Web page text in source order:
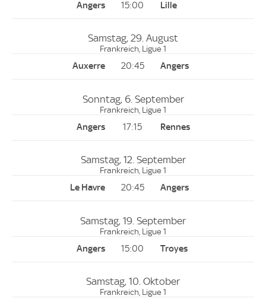
15:00
Samstag, 29. August
Frankreich, Ligue 1
20:45
Sonntag, 6. September
Frankreich, Ligue 1
17:15
Samstag, 12. September
Frankreich, Ligue 1
20:45
Samstag, 19. September
Frankreich, Ligue 1
15:00
Samstag, 10. Oktober
Frankreich, Ligue 1